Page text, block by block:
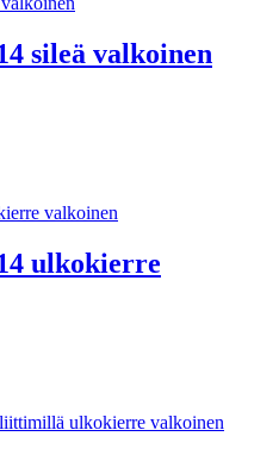
sileä valkoinen
ulkokierre